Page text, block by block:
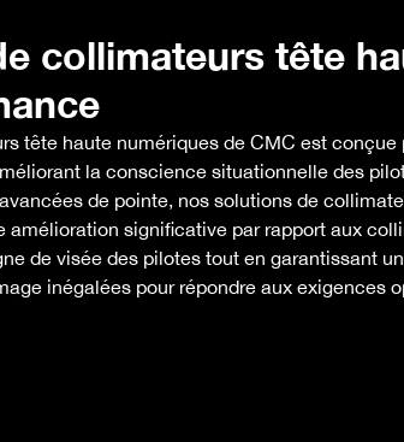
collimateurs tête
tête haute numériques de CMC est conçue
la conscience situationnelle des
de pointe, nos solutions de
amélioration significative par rapport aux
de visée des pilotes tout en garantissant
inégalées pour répondre aux exigences